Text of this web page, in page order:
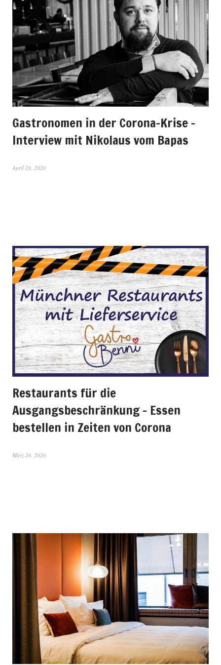
Gastronomen in der Corona-Krise –
Interview mit Nikolaus vom Bapas
April 28, 2020
Restaurants für die
Ausgangsbeschränkung – Essen
bestellen in Zeiten von Corona
März 20, 2020